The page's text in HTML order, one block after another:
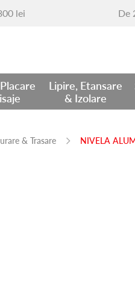
lei De
Lipire, Etansare
& Izolare
& Trasare NIVELA